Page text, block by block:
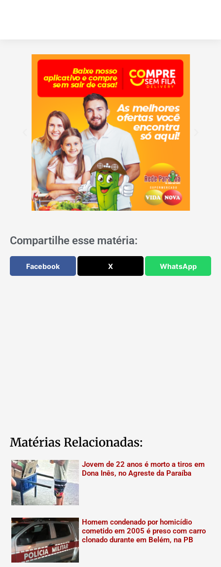
Compartilhe esse matéria:
Facebook X WhatsApp
Matérias Relacionadas:
Jovem de 22 anos é morto a tiros em
Dona Inês, no Agreste da Paraíba
Homem condenado por homicídio
cometido em 2005 é preso com carro
clonado durante em Belém, na PB